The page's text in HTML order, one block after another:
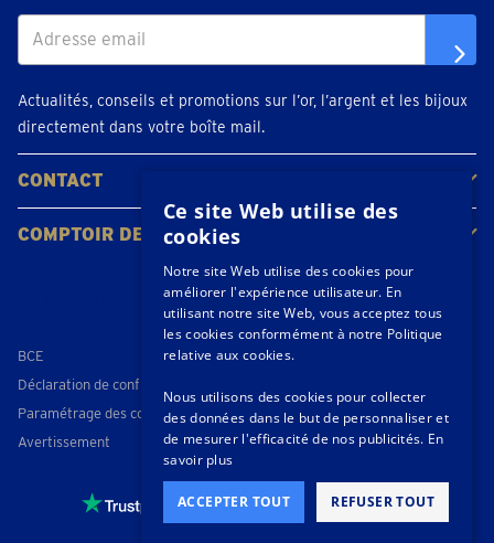
Actualités, conseils et promotions sur l’or, l’argent et les bijoux
directement dans votre boîte mail.
CONTACT
Contacter
Planifiez votre rendez-vous
Emplacements
COMPTOIR DE L'OR
4,3 / 5 - 173 beoordelingen
BCE
Déclaration de confidentialité
Paramétrage des cookies
Avertissement
Ce site Web utilise des
cookies
Notre site Web utilise des cookies pour
améliorer l'expérience utilisateur. En
utilisant notre site Web, vous acceptez tous
les cookies conformément à notre Politique
relative aux cookies.
Nous utilisons des cookies pour collecter
des données dans le but de personnaliser et
de mesurer l'efficacité de nos publicités. En
savoir plus
ACCEPTER TOUT REFUSER TOUT